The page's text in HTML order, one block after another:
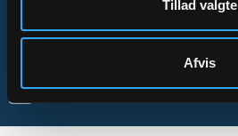
Tillad valgte
Afvis
Sogn.dk/admin